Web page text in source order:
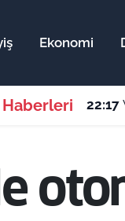
Ekonomi
Haberleri 22:17